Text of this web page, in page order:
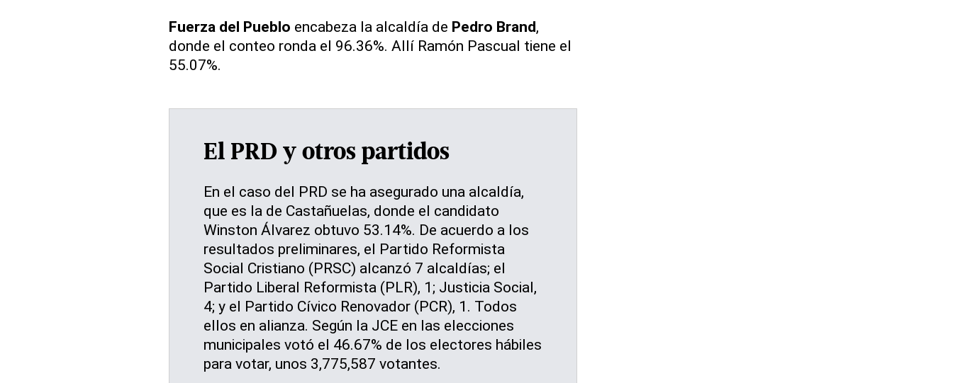
Fuerza del Pueblo encabeza la alcaldía de Pedro Brand,
donde el conteo ronda el 96.36%. Allí Ramón Pascual tiene el
55.07%.
El PRD y otros partidos
En el caso del PRD se ha asegurado una alcaldía,
que es la de Castañuelas, donde el candidato
Winston Álvarez obtuvo 53.14%. De acuerdo a los
resultados preliminares, el Partido Reformista
Social Cristiano (PRSC) alcanzó 7 alcaldías; el
Partido Liberal Reformista (PLR), 1; Justicia Social,
4; y el Partido Cívico Renovador (PCR), 1. Todos
ellos en alianza. Según la JCE en las elecciones
municipales votó el 46.67% de los electores hábiles
para votar, unos 3,775,587 votantes.